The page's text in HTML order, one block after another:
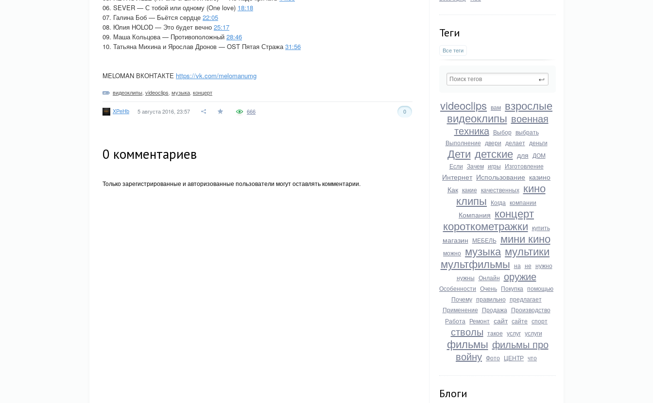
Теги
Все теги
videoclips вам взрослые
видеоклипы военная
техника Выбор выбрать
Выполнение двери делает деньги
Дети детские для ДОМ
Если Зачем игры Изготовление
Интернет Использование казино
Как какие качественных кино
клипы Когда компании
Компания концерт
короткометражки купить
магазин МЕБЕЛЬ мини кино
можно музыка мультики
мультфильмы на не нужно
нужны Онлайн оружие
Особенности Очень Покупка помощью
Почему правильно предлагает
Применение Продажа Производство
Работа Ремонт сайт сайте спорт
стволы такое услуг услуги
фильмы фильмы про
войну Фото ЦЕНТР что
Блоги
06. SEVER — С тобой или одному (One love) 18:18
07. Галина Боб — Бьётся сердце 22:05
08. Юлия HOLOD — Это будет вечно 25:17
09. Маша Кольцова — Противоположный 28:46
10. Татьяна Михина и Ярослав Дронов — OST Пятая Стража31:56
MELOMAN ВКОНТАКТЕ https://vk.com/melomanumg
видеоклипы videoclips музыка концерт
XPeHb 5 августа 2016, 23:57 0
666
0 комментариев
Только зарегистрированные и авторизованные пользователи могут оставлять комментарии.